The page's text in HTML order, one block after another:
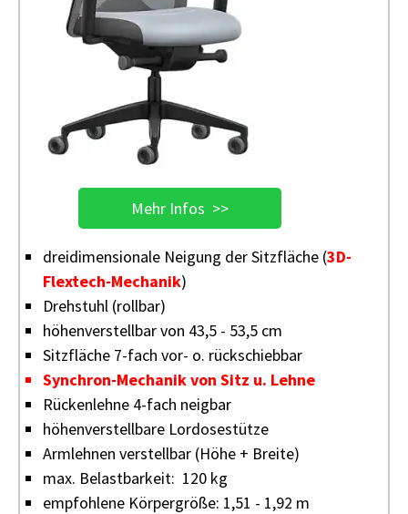
Mehr Infos >>
dreidimensionale Neigung der Sitzfläche (3D-
Flextech-Mechanik)
Drehstuhl (rollbar)
höhenverstellbar von 43,5 - 53,5 cm
Sitzfläche 7-fach vor- o. rückschiebbar
Synchron-Mechanik von Sitz u. Lehne
Rückenlehne 4-fach neigbar
höhenverstellbare Lordosestütze
Armlehnen verstellbar (Höhe + Breite)
max. Belastbarkeit: 120 kg
empfohlene Körpergröße: 1,51 - 1,92 m